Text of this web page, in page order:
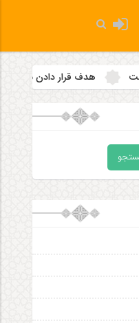
دادن مساجد به رویه‌ای سازمان‌